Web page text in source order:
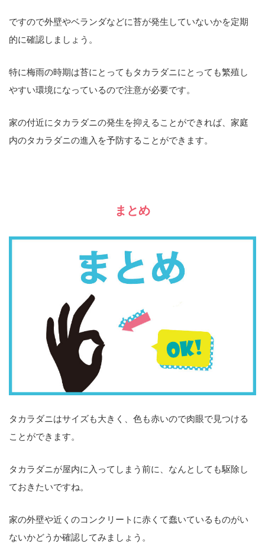
ですので外壁やベランダなどに苔が発生していないかを定期
的に確認しましょう。
特に梅雨の時期は苔にとってもタカラダニにとっても繁殖し
やすい環境になっているので注意が必要です。
家の付近にタカラダニの発生を抑えることができれば、家庭
内のタカラダニの進入を予防することができます。
まとめ
タカラダニはサイズも大きく、色も赤いので肉眼で見つける
ことができます。
タカラダニが屋内に入ってしまう前に、なんとしても駆除し
ておきたいですね。
家の外壁や近くのコンクリートに赤くて蠢いているものがい
ないかどうか確認してみましょう。